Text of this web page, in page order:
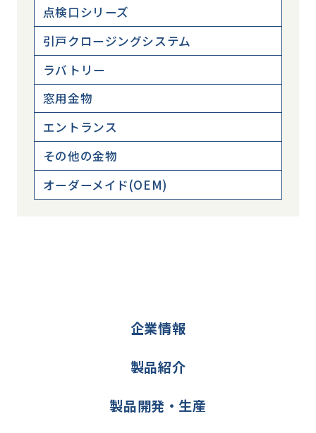
点検口シリーズ
引戸クロージングシステム
ラバトリー
窓用金物
エントランス
その他の金物
オーダーメイド(OEM)
企業情報
製品紹介
製品開発・生産